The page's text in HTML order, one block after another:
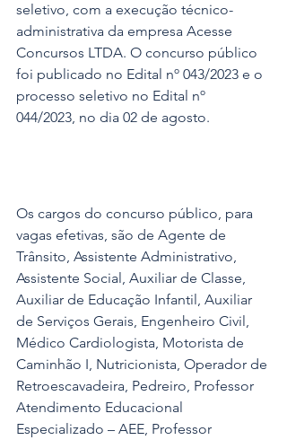
seletivo, com a execução técnico-
administrativa da empresa Acesse
Concursos LTDA. O concurso público
foi publicado no Edital nº 043/2023 e o
processo seletivo no Edital nº
044/2023, no dia 02 de agosto.
Os cargos do concurso público, para
vagas efetivas, são de Agente de
Trânsito, Assistente Administrativo,
Assistente Social, Auxiliar de Classe,
Auxiliar de Educação Infantil, Auxiliar
de Serviços Gerais, Engenheiro Civil,
Médico Cardiologista, Motorista de
Caminhão I, Nutricionista, Operador de
Retroescavadeira, Pedreiro, Professor
Atendimento Educacional
Especializado – AEE, Professor